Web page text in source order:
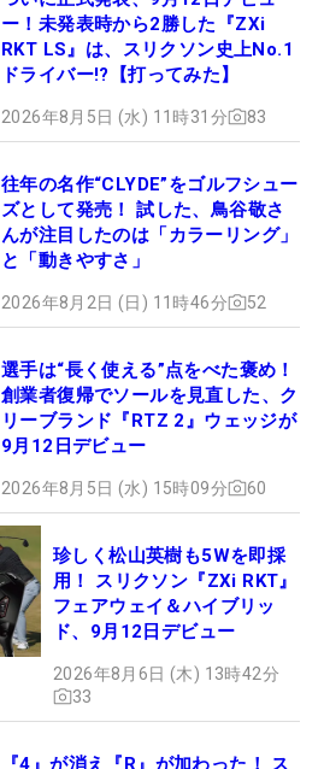
ー！未発表時から2勝した『ZXi
RKT LS』は、スリクソン史上No.1
ドライバー!?【打ってみた】
2026年8月5日 (水) 11時31分 83
往年の名作“CLYDE”をゴルフシュー
ズとして発売！ 試した、鳥谷敬さ
んが注目したのは「カラーリング」
と「動きやすさ」
2026年8月2日 (日) 11時46分 52
選手は“長く使える”点をべた褒め！
創業者復帰でソールを見直した、ク
リーブランド『RTZ 2』ウェッジが
9月12日デビュー
2026年8月5日 (水) 15時09分 60
珍しく松山英樹も5Wを即採
用！ スリクソン『ZXi RKT』
フェアウェイ＆ハイブリッ
ド、9月12日デビュー
2026年8月6日 (木) 13時42分
33
『4』が消え『R』が加わった！ ス